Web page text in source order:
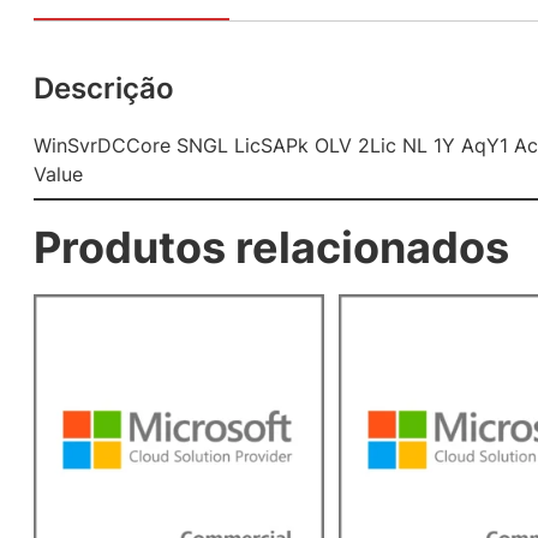
Descrição
WinSvrDCCore SNGL LicSAPk OLV 2Lic NL 1Y AqY1
Value
Produtos relacionados